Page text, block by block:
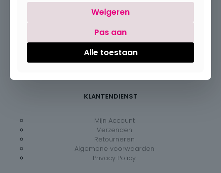
Openingsuren
Maandag: Gesloten
Zaterdag:
09:30 – 18:00
Zondag: Gesloten
KLANTENDIENST
Mijn Account
Verzenden
Retourneren
Algemene voorwaarden
Privacy Policy
Weigeren
Pas aan
Alle toestaan